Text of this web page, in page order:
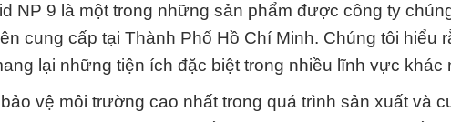
NP 9 là một trong những sản phẩm được công ty
cung cấp tại Thành Phố Hồ Chí Minh. Chúng tôi hiểu
lại những tiện ích đặc biệt trong nhiều lĩnh vực khác
vệ môi trường cao nhất trong quá trình sản xuất và